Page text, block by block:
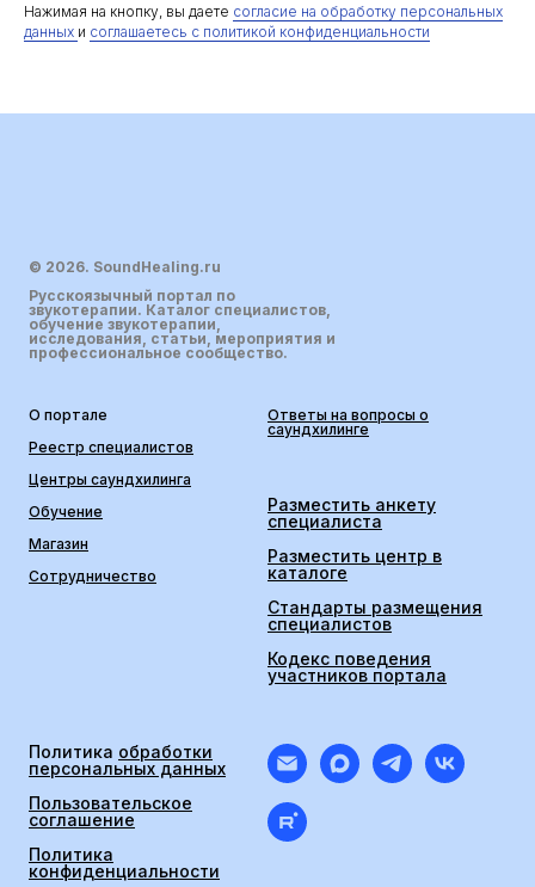
Нажимая на кнопку, вы даете согласие на обработку персональных
данных и соглашаетесь c политикой конфиденциальности
© 2026. SoundHealing.ru
Русскоязычный портал по
звукотерапии. Каталог специалистов,
обучение звукотерапии,
исследования, статьи, мероприятия и
профессиональное сообщество.
О портале
Реестр специалистов
Центры саундхилинга
Обучение
Магазин
Сотрудничество
Ответы на вопросы о
саундхилинге
Разместить анкету
специалиста
Разместить центр в
каталоге
Стандарты размещения
специалистов
Кодекс поведения
участников портала
Политика обработки
персональных данных
Пользовательское
соглашение
Политика
конфиденциальности